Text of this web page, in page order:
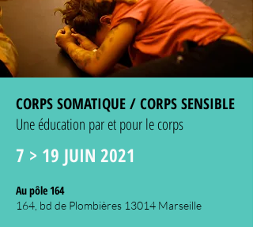
CORPS SOMATIQUE / CORPS SENSIBLE
Une éducation par et pour le corps
7 > 19 JUIN 2021
Au pôle 164
164, bd de Plombières 13014 Marseille